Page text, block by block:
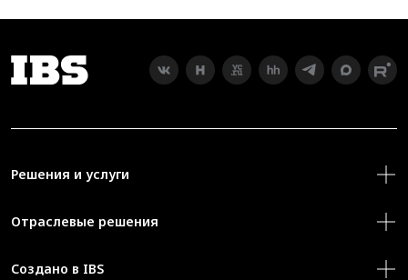
Решения и услуги
Отраслевые решения
Создано в IBS